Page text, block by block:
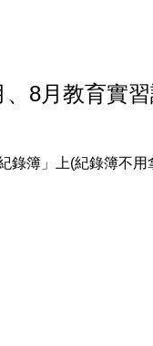
8月教育實
簿」上(紀錄簿不